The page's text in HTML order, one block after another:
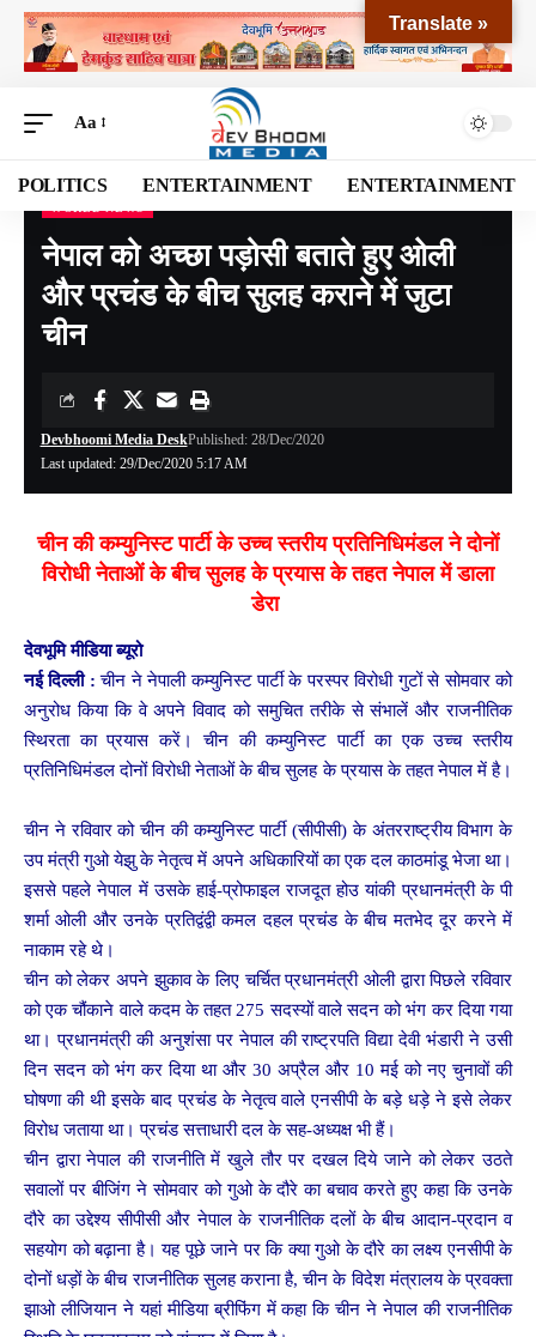
Aa
POLITICS ENTERTAINMENT ENTERTAINMENT
Devbhoomi Media >Blog>World News>नेपाल को अच्छा पड़ोसी बताते हुए ओली और प्रचंड के बीच सुलह कराने में जुटा चीन
नेपाल को अच्छा पड़ोसी बताते हुए ओली
और प्रचंड के बीच सुलह कराने में जुटा
चीन
Last updated: 29/Dec/2020 5:17 AM
Devbhoomi Media DeskPublished: 28/Dec/2020
चीन की कम्युनिस्ट पार्टी के उच्च स्तरीय प्रतिनिधिमंडल ने दोनों
विरोधी नेताओं के बीच सुलह के प्रयास के तहत नेपाल में डाला
डेरा
देवभूमि मीडिया ब्यूरो
नई दिल्ली : चीन ने नेपाली कम्युनिस्ट पार्टी के परस्पर विरोधी गुटों से सोमवार को
अनुरोध किया कि वे अपने विवाद को समुचित तरीके से संभालें और राजनीतिक
स्थिरता का प्रयास करें। चीन की कम्युनिस्ट पार्टी का एक उच्च स्तरीय
प्रतिनिधिमंडल दोनों विरोधी नेताओं के बीच सुलह के प्रयास के तहत नेपाल में है।
चीन ने रविवार को चीन की कम्युनिस्ट पार्टी (सीपीसी) के अंतरराष्ट्रीय विभाग के
उप मंत्री गुओ येझु के नेतृत्व में अपने अधिकारियों का एक दल काठमांडू भेजा था।
इससे पहले नेपाल में उसके हाई-प्रोफाइल राजदूत होउ यांकी प्रधानमंत्री के पी
शर्मा ओली और उनके प्रतिद्वंद्वी कमल दहल प्रचंड के बीच मतभेद दूर करने में
नाकाम रहे थे।
चीन को लेकर अपने झुकाव के लिए चर्चित प्रधानमंत्री ओली द्वारा पिछले रविवार
को एक चौंकाने वाले कदम के तहत 275 सदस्यों वाले सदन को भंग कर दिया गया
था। प्रधानमंत्री की अनुशंसा पर नेपाल की राष्ट्रपति विद्या देवी भंडारी ने उसी
दिन सदन को भंग कर दिया था और 30 अप्रैल और 10 मई को नए चुनावों की
घोषणा की थी इसके बाद प्रचंड के नेतृत्व वाले एनसीपी के बड़े धड़े ने इसे लेकर
विरोध जताया था। प्रचंड सत्ताधारी दल के सह-अध्यक्ष भी हैं।
चीन द्वारा नेपाल की राजनीति में खुले तौर पर दखल दिये जाने को लेकर उठते
सवालों पर बीजिंग ने सोमवार को गुओ के दौरे का बचाव करते हुए कहा कि उनके
दौरे का उद्देश्य सीपीसी और नेपाल के राजनीतिक दलों के बीच आदान-प्रदान व
सहयोग को बढ़ाना है। यह पूछे जाने पर कि क्या गुओ के दौरे का लक्ष्य एनसीपी के
दोनों धड़ों के बीच राजनीतिक सुलह कराना है, चीन के विदेश मंत्रालय के प्रवक्ता
झाओ लीजियान ने यहां मीडिया ब्रीफिंग में कहा कि चीन ने नेपाल की राजनीतिक
Translate »